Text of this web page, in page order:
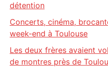
détention
Concerts, cinéma,
week-end à Toulouse
Les deux frères avaient
de montres près de